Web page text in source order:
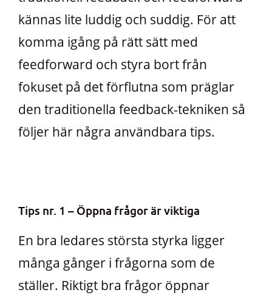
kännas lite luddig och suddig. För att
komma igång på rätt sätt med
feedforward och styra bort från
fokuset på det förflutna som präglar
den traditionella feedback-tekniken så
följer här några användbara tips.
Tips nr. 1 – Öppna frågor är viktiga
En bra ledares största styrka ligger
många gånger i frågorna som de
ställer. Riktigt bra frågor öppnar